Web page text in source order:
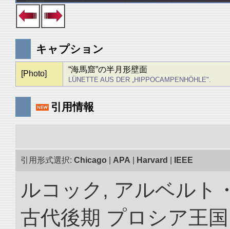
キャプション
[Photo] “海馬窟”の半月形壁面
LÜNETTE AUS DER „HIPPOCAMPENHÖHLE".
引用情報
引用形式選択: Chicago APA Harvard IEEE
ルコック, アルベルト
古代後期 プロシア王